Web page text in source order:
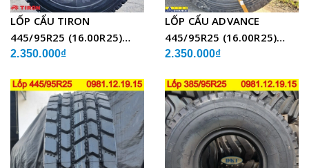
LỐP CẨU TIRON
445/95R25 (16.00R25)
TCH21 BỐ THÉP
2.350.000₫
LỐP CẨU ADVANCE
445/95R25 (16.00R25)
GLB05 BỐ THÉP
2.350.000₫